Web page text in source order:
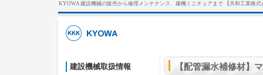
KYOWA 建設機械の販売から修理メンテナンス、建機ミニチュアまで 【共和工業株式
建設機械取扱情報
【配管漏水補修材】